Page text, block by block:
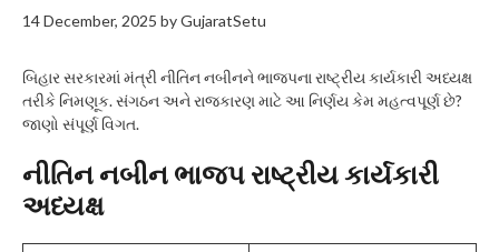
14 December, 2025 byGujaratSetu
બિહાર સરકારમાં મંત્રી નીતિન નબીનને ભાજપના રાષ્ટ્રીય કાર્યકારી અધ્યક્ષ
તરીકે નિમણૂક. સંગઠન અને રાજકારણ માટે આ નિર્ણય કેમ મહત્વપૂર્ણ છે?
જાણો સંપૂર્ણ વિગત.
નીતિન નબીન ભાજપ રાષ્ટ્રીય કાર્યકારી
અધ્યક્ષ